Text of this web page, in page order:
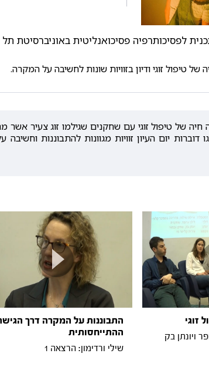
לפסיכותרפיה פסיכואנליטית באוניברסיטת
של טיפול זוגי ודיון בזוויות שונות לחשיבה על המקרה.
חיה של טיפול זוגי עם שחקנים שגילמו זוג צעיר
זוגי
ויונתן בק
התבוננות על המקרה דרך
ההתייחסותית
שילי ורדימון: הרצאה 1